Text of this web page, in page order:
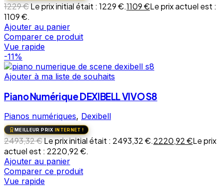
1229€Le prix initial était : 1229 €.1109€Le prix actuel est :
1109 €.
Ajouter au panier
Comparer ce produit
Vue rapide
-11%
Ajouter à ma liste de souhaits
Piano Numérique DEXIBELL VIVO S8
Pianos numériques, Dexibell
MEILLEUR PRIX INTERNET !
2493,32€Le prix initial était : 2493,32 €.2220,92€Le prix
actuel est : 2220,92 €.
Ajouter au panier
Comparer ce produit
Vue rapide